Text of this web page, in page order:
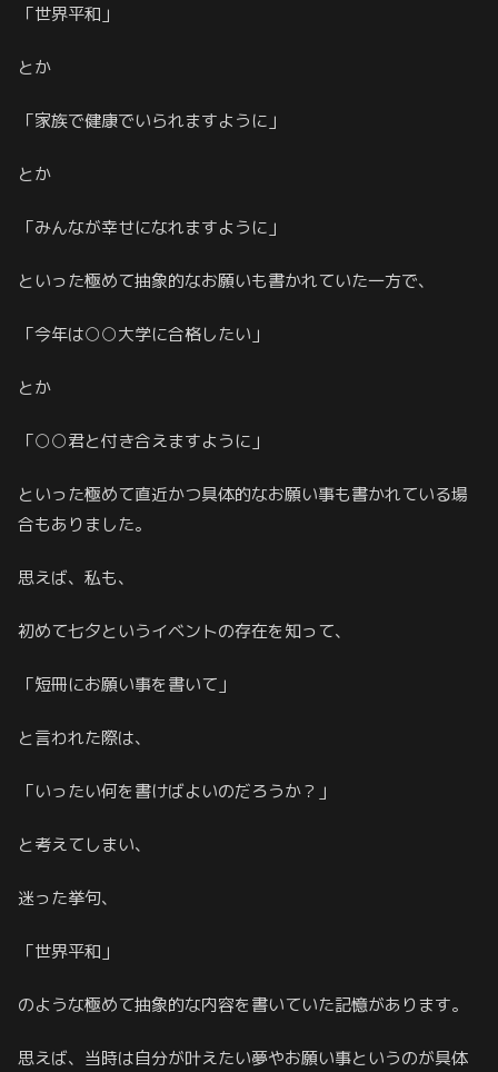
「世界平和」
とか
「家族で健康でいられますように」
とか
「みんなが幸せになれますように」
といった極めて抽象的なお願いも書かれていた一方で、
「今年は○○大学に合格したい」
とか
「○○君と付き合えますように」
といった極めて直近かつ具体的なお願い事も書かれている場
合もありました。
思えば、私も、
初めて七夕というイベントの存在を知って、
「短冊にお願い事を書いて」
と言われた際は、
「いったい何を書けばよいのだろうか？」
と考えてしまい、
迷った挙句、
「世界平和」
のような極めて抽象的な内容を書いていた記憶があります。
思えば、当時は自分が叶えたい夢やお願い事というのが具体